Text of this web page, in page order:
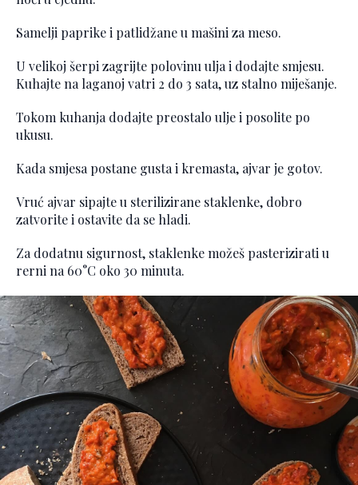
Samelji paprike i patlidžane u mašini za meso.
U velikoj šerpi zagrijte polovinu ulja i dodajte smjesu.
Kuhajte na laganoj vatri 2 do 3 sata, uz stalno miješanje.
Tokom kuhanja dodajte preostalo ulje i posolite po
ukusu.
Kada smjesa postane gusta i kremasta, ajvar je gotov.
Vruć ajvar sipajte u sterilizirane staklenke, dobro
zatvorite i ostavite da se hladi.
Za dodatnu sigurnost, staklenke možeš pasterizirati u
rerni na 60°C oko 30 minuta.